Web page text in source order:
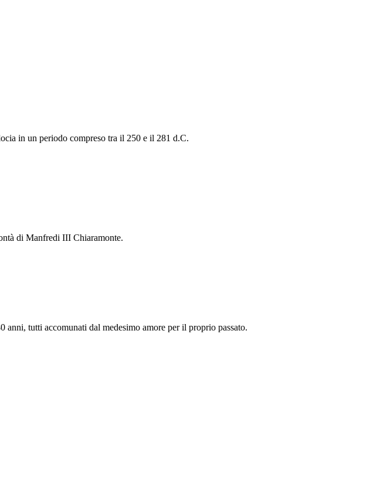
in un periodo compreso tra il 250 e il 281 d.C.
di Manfredi III Chiaramonte.
tutti accomunati dal medesimo amore per il proprio passato.